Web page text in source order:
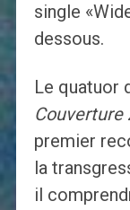
single
dessous.
Le quatuor
premier
la
il